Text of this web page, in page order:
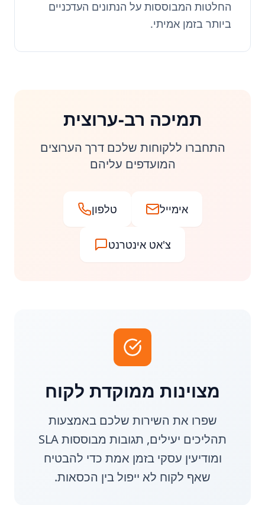
החלטות המבוססות על הנתונים העדכניים
ביותר בזמן אמיתי.
תמיכה רב-ערוצית
התחברו ללקוחות שלכם דרך הערוצים
המועדפים עליהם
אימייל טלפון
צ'אט אינטרנט
מצוינות ממוקדת לקוח
שפרו את השירות שלכם באמצעות
תהליכים יעילים, תגובות מבוססות SLA
ומודיעין עסקי בזמן אמת כדי להבטיח
שאף לקוח לא ייפול בין הכסאות.